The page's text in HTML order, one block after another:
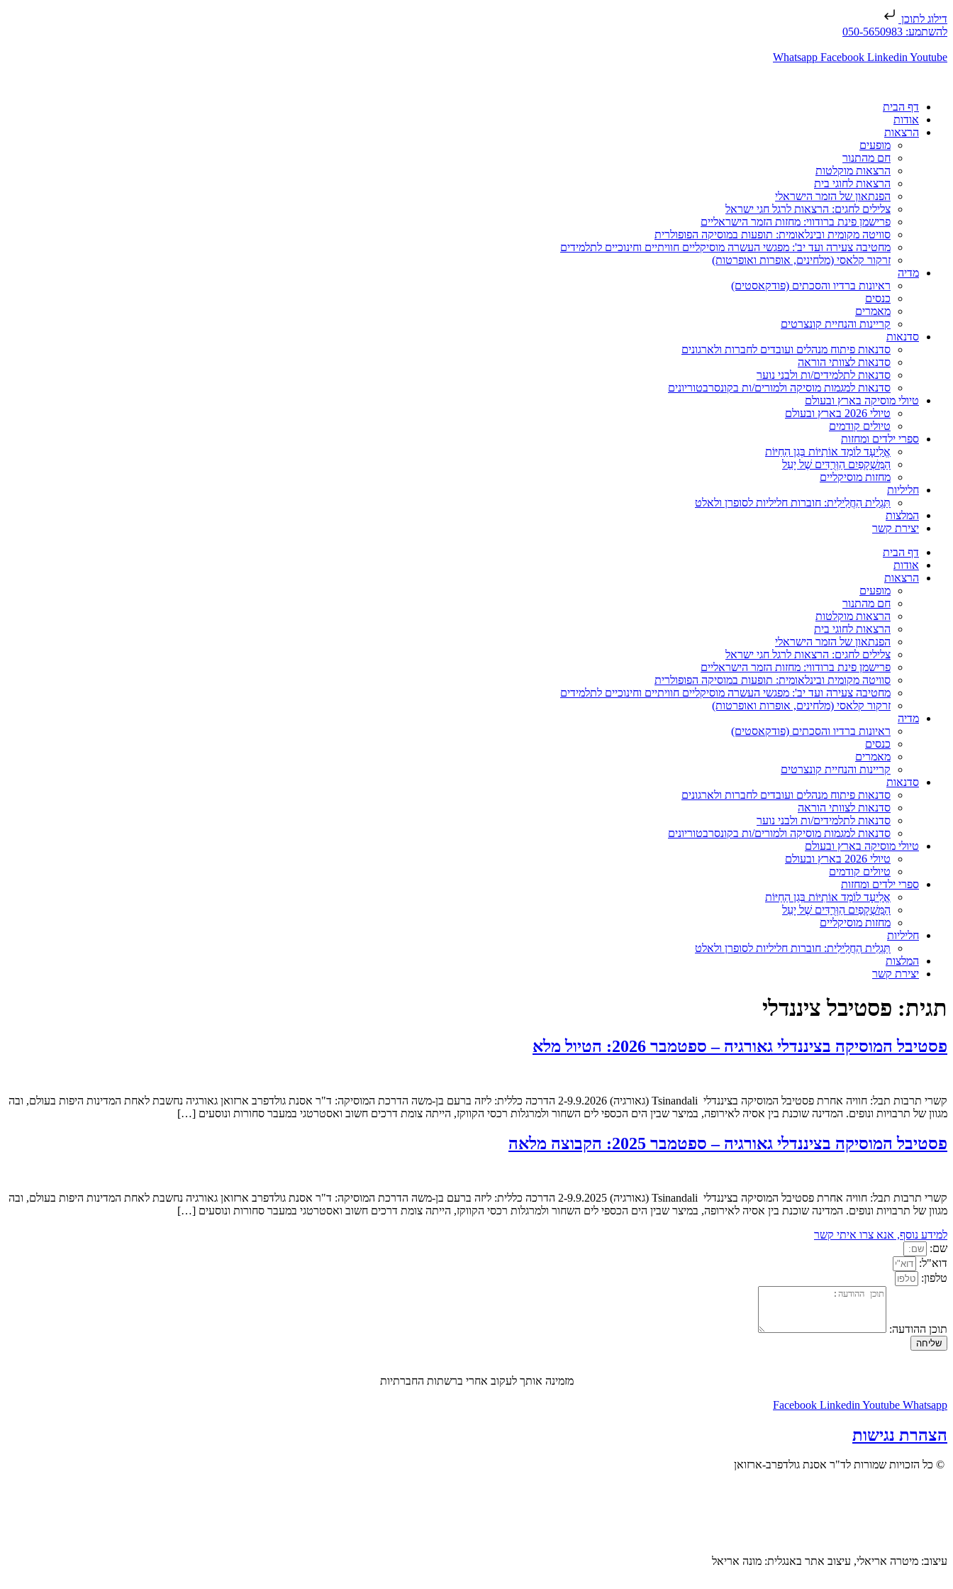
דילוג לתוכן
להשתמע: 050-5650983
Whatsapp Facebook Linkedin Youtube
דף הבית
אודות
הרצאות
מופעים
חם מהתנור
הרצאות מוקלטות
הרצאות לחוגי בית
הפנתאון של הזמר הישראלי
צלילים לחגים: הרצאות לרגל חגי ישראל
פרישמן פינת ברודווי: מחזות הזמר הישראליים
סוויטה מקומית ובינלאומית: תופעות במוסיקה הפופולרית
מחטיבה צעירה ועד יב': מפגשי העשרה מוסיקליים חוויתיים וחינוכיים לתלמידים
זרקור קלאסי (מלחינים, אופרות ואופרטות)
מדיה
ראיונות ברדיו והסכתים (פודקאסטים)
כנסים
מאמרים
קריינות והנחיית קונצרטים
סדנאות
סדנאות פיתוח מנהלים ועובדים לחברות ולארגונים
סדנאות לצוותי הוראה
סדנאות לתלמידים/ות ולבני נוער
סדנאות למגמות מוסיקה ולמורים/ות בקונסרבטוריונים
טיולי מוסיקה בארץ ובעולם
טיולי 2026 בארץ ובעולם
טיולים קודמים
ספרי ילדים ומחזות
אֱלִיעָד לוֹמֵד אוֹתִיּוֹת בְּגַן הַחַיּוֹת
הַמִּשְׁקָפַיִם הַוְּרֻדִּים שֶׁל יָעֵל
מחזות מוסיקליים
חליליות
תַּגְלִית הַחֲלִילִית: חוברות חליליות לסופרן ולאלט
המלצות
יצירת קשר
דף הבית
אודות
הרצאות
מופעים
חם מהתנור
הרצאות מוקלטות
הרצאות לחוגי בית
הפנתאון של הזמר הישראלי
צלילים לחגים: הרצאות לרגל חגי ישראל
פרישמן פינת ברודווי: מחזות הזמר הישראליים
סוויטה מקומית ובינלאומית: תופעות במוסיקה הפופולרית
מחטיבה צעירה ועד יב': מפגשי העשרה מוסיקליים חוויתיים וחינוכיים לתלמידים
זרקור קלאסי (מלחינים, אופרות ואופרטות)
מדיה
ראיונות ברדיו והסכתים (פודקאסטים)
כנסים
מאמרים
קריינות והנחיית קונצרטים
סדנאות
סדנאות פיתוח מנהלים ועובדים לחברות ולארגונים
סדנאות לצוותי הוראה
סדנאות לתלמידים/ות ולבני נוער
סדנאות למגמות מוסיקה ולמורים/ות בקונסרבטוריונים
טיולי מוסיקה בארץ ובעולם
טיולי 2026 בארץ ובעולם
טיולים קודמים
ספרי ילדים ומחזות
אֱלִיעָד לוֹמֵד אוֹתִיּוֹת בְּגַן הַחַיּוֹת
הַמִּשְׁקָפַיִם הַוְּרֻדִּים שֶׁל יָעֵל
מחזות מוסיקליים
חליליות
תַּגְלִית הַחֲלִילִית: חוברות חליליות לסופרן ולאלט
המלצות
יצירת קשר
תגית: פסטיבל ציננדלי
פסטיבל המוסיקה בציננדלי גאורגיה – ספטמבר 2026: הטיול מלא
קשרי תרבות תבל: חוויה אחרת פסטיבל המוסיקה בציננדלי Tsinandali (גאורגיה) 2-9.9.2026 הדרכה כללית: ליזה ברעם בן-משה הדרכת המוסיקה: ד"ר אסנת גולדפרב ארזואן גאורגיה נחשבת לאחת המדינות היפות בעולם, ובה
מגוון של תרבויות ונופים. המדינה שוכנת בין אסיה לאירופה, במיצר שבין הים הכספי לים השחור ולמרגלות רכסי הקווקז, הייתה צומת דרכים חשוב ואסטרטגי במעבר סחורות ונוסעים […]
פסטיבל המוסיקה בציננדלי גאורגיה – ספטמבר 2025: הקבוצה מלאה
קשרי תרבות תבל: חוויה אחרת פסטיבל המוסיקה בציננדלי Tsinandali (גאורגיה) 2-9.9.2025 הדרכה כללית: ליזה ברעם בן-משה הדרכת המוסיקה: ד"ר אסנת גולדפרב ארזואן גאורגיה נחשבת לאחת המדינות היפות בעולם, ובה
מגוון של תרבויות ונופים. המדינה שוכנת בין אסיה לאירופה, במיצר שבין הים הכספי לים השחור ולמרגלות רכסי הקווקז, הייתה צומת דרכים חשוב ואסטרטגי במעבר סחורות ונוסעים […]
למידע נוסף, אנא צרו איתי קשר
שם:
דוא"ל:
טלפון:
תוכן ההודעה:
שליחה
מזמינה אותך לעקוב אחרי ברשתות החברתיות
Facebook Linkedin Youtube Whatsapp
הצהרת נגישות
© כל הזכויות שמורות לד"ר אסנת גולדפרב-ארזואן
עיצוב: מיטרה אריאלי, עיצוב אתר באנגלית: מונה אריאל